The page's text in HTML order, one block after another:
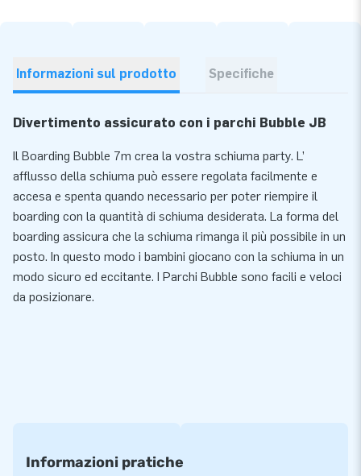
Informazioni sul prodotto Specifiche
Divertimento assicurato con i parchi Bubble JB
Il Boarding Bubble 7m crea la vostra schiuma party. L’
afflusso della schiuma può essere regolata facilmente e
accesa e spenta quando necessario per poter riempire il
boarding con la quantità di schiuma desiderata. La forma del
boarding assicura che la schiuma rimanga il più possibile in un
posto. In questo modo i bambini giocano con la schiuma in un
modo sicuro ed eccitante. I Parchi Bubble sono facili e veloci
da posizionare.
Informazioni pratiche